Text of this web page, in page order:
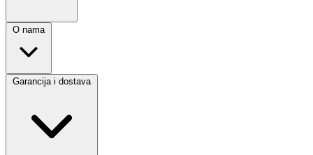
O nama
Garancija i dostava